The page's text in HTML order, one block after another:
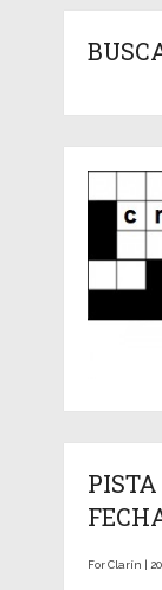
For Clarín |